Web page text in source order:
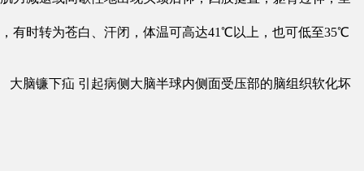
有时转为苍白、汗闭，体温可高达41℃以上，也可低至35℃
脑镰下疝 引起病侧大脑半球内侧面受压部的脑组织软化坏